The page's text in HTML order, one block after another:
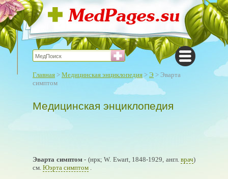
Главная > Медицинская энциклопедия > Э > Эварта
симптом
Медицинская энциклопедия
Эварта симптом- (нрк; W. Ewart, 1848-1929, англ. врач)
см. Юэрта симптом .